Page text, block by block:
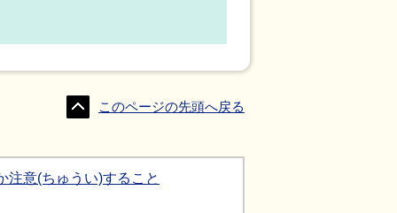
このページの先頭へ戻る
注意(ちゅうい)すること